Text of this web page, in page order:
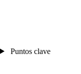
Puntos clave